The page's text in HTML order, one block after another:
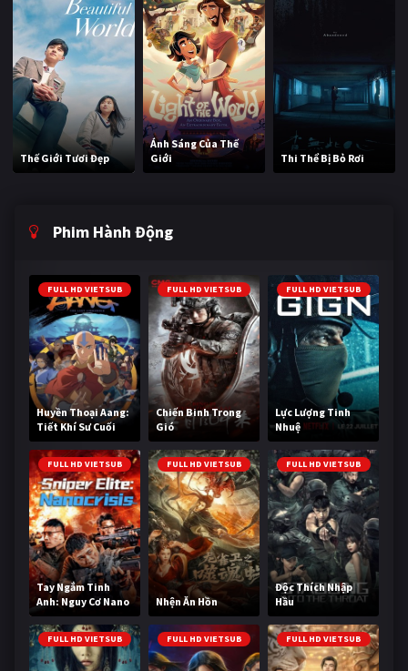
Thế Giới Tươi Đẹp
Ánh Sáng Của Thế
Giới
Thi Thể Bị Bỏ Rơi
Phim Hành Động
FULL HD VIETSUB
Huyền Thoại Aang:
Tiết Khí Sư Cuối
Cùng
FULL HD VIETSUB
Chiến Binh Trong
Gió
FULL HD VIETSUB
Lực Lượng Tinh
Nhuệ
FULL HD VIETSUB
Tay Ngắm Tinh
Anh: Nguy Cơ Nano
FULL HD VIETSUB
Nhện Ăn Hồn
FULL HD VIETSUB
Độc Thích Nhập
Hầu
FULL HD VIETSUB FULL HD VIETSUB FULL HD VIETSUB